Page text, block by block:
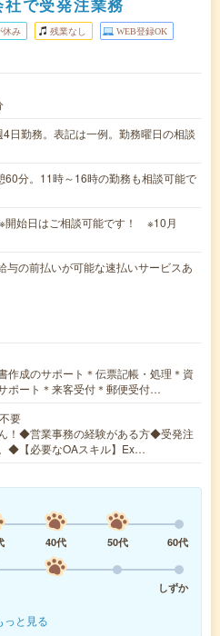
で受発注業務
休み 残業なし WEB登録OK
日勤務。表記は一例。勤務曜日の相談
分。11時～16時の勤務も相談可能で
始日はご相談可能です！ ※10月
の前払いが可能な速払いサービスあ
作成のサポート＊伝票記帳・処理＊資
ポート＊来客受付＊郵便受付…
要
！◆営業事務の経験がある方◆受発注
◆【必要なOAスキル】Ex…
40代 50代
60代
しずか
っと見る